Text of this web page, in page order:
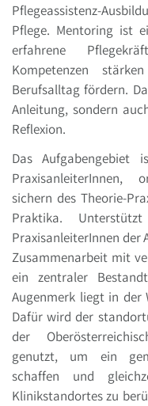
Pflegeassistenz-
Pflege. Mentoring ist
erfahrene
Kompetenzen
Berufsalltag fördern.
Anleitung, sondern
Reflexion.
Das Aufgabengebiet
PraxisanleiterInnen,
sichern des Theorie-
Praktika.
PraxisanleiterInnen der
Zusammenarbeit mit
ein zentraler
Augenmerk liegt in der
Dafür wird der
der
genutzt, um ein
schaffen und
Klinikstandortes zu